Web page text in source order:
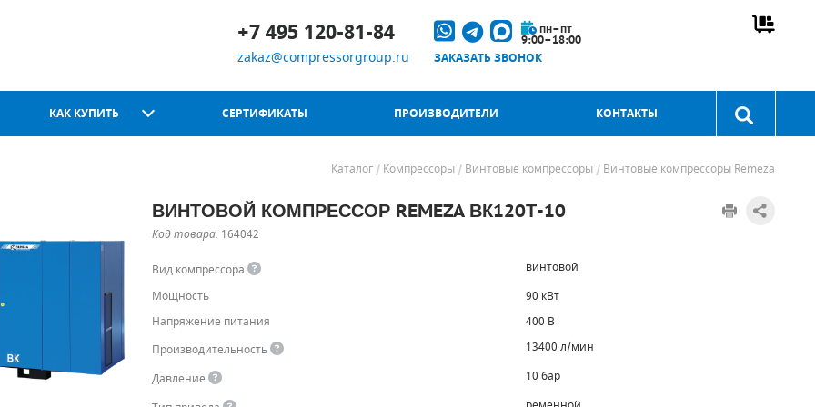
+7 495 120-81-84
zakaz@compressorgroup.ru
пн–пт
9:00–18:00
ЗАКАЗАТЬ ЗВОНОК
КАК КУПИТЬ СЕРТИФИКАТЫ ПРОИЗВОДИТЕЛИ КОНТАКТЫ
Каталог Компрессоры Винтовые компрессоры Винтовые компрессоры Remeza
ВИНТОВОЙ КОМПРЕССОР REMEZA ВК120Т-10
Код товара: 164042
Вид компрессора
винтовой
Мощность
90 кВт
Напряжение питания
400 В
Производительность
13400 л/мин
Давление
10 бар